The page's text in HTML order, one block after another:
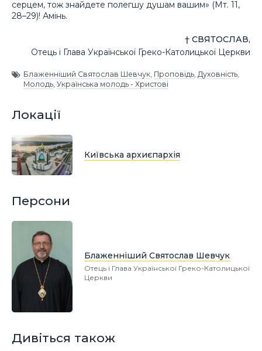
серцем, тож знайдете полегшу душам вашим» (Мт. 11,
28–29)! Амінь.
† СВЯТОСЛАВ,
Отець і Глава Української Греко-Католицької Церкви
Блаженніший Святослав Шевчук Проповідь Духовність
Молодь Українська молодь - Христові
Локації
Київська архиєпархія
Персони
Блаженніший Святослав Шевчук
Отець і Глава Української Греко-Католицької
Церкви
Дивіться також